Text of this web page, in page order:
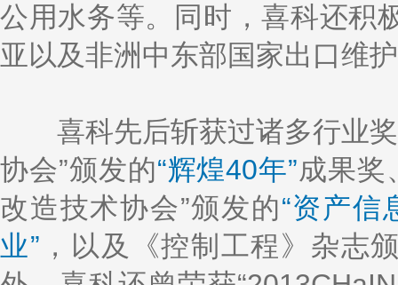
公用水务等。同时，喜科还积
亚以及非洲中东部国家出口维
喜科先后斩获过诸多行业奖
协会”颁发的“辉煌40年”成果奖
改造技术协会”颁发的“资产信
业” ，以及《控制工程》杂志